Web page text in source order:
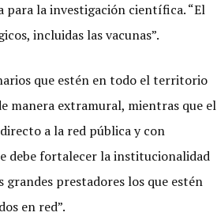
para la investigación científica. “El
incluidas las vacunas”.
que estén en todo el territorio
manera extramural, mientras que el
a la red pública y con
debe fortalecer la institucionalidad
prestadores los que estén
en red”.